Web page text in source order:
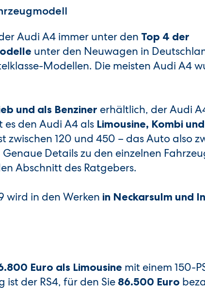
Audi A4 immer unter den Top 4 der
unter den Neuwagen in
Modellen. Die meisten Audi A4
und als Benziner erhältlich, der Audi
es den Audi A4 als Limousine, Kombi
zwischen 120 und 450 – das Auto also
Details zu den einzelnen
Abschnitt des Ratgebers.
wird in den Werken in Neckarsulm und
Euro als Limousine mit einem 150-
ist der RS4, für den Sie 86.500 Euro